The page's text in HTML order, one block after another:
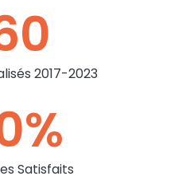
2017-2023
Satisfaits
%